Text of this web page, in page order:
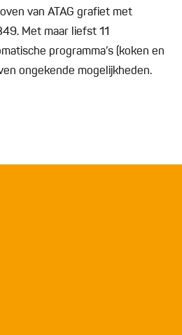
van ATAG grafiet met
Met maar liefst 11
programma’s (koken en
ongekende mogelijkheden.